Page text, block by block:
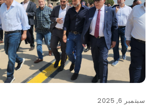
سبتمبر 6, 2025